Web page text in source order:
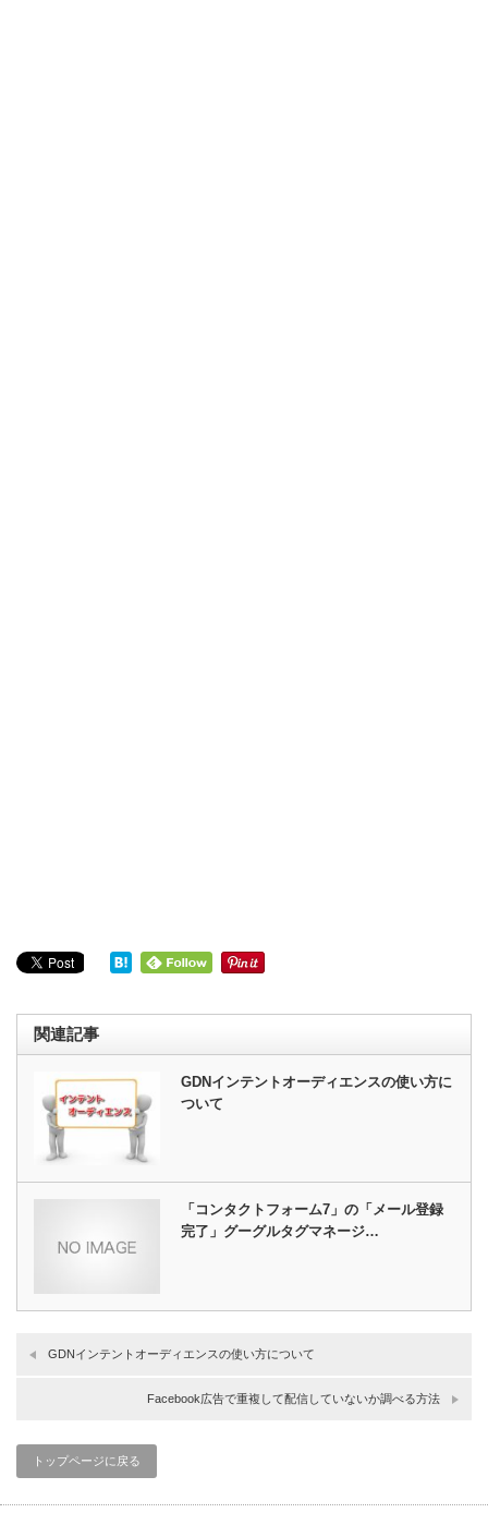
関連記事
GDNインテントオーディエンスの使い方に
ついて
「コンタクトフォーム7」の「メール登録
完了」グーグルタグマネージ…
GDNインテントオーディエンスの使い方について
Facebook広告で重複して配信していないか調べる方法
トップページに戻る